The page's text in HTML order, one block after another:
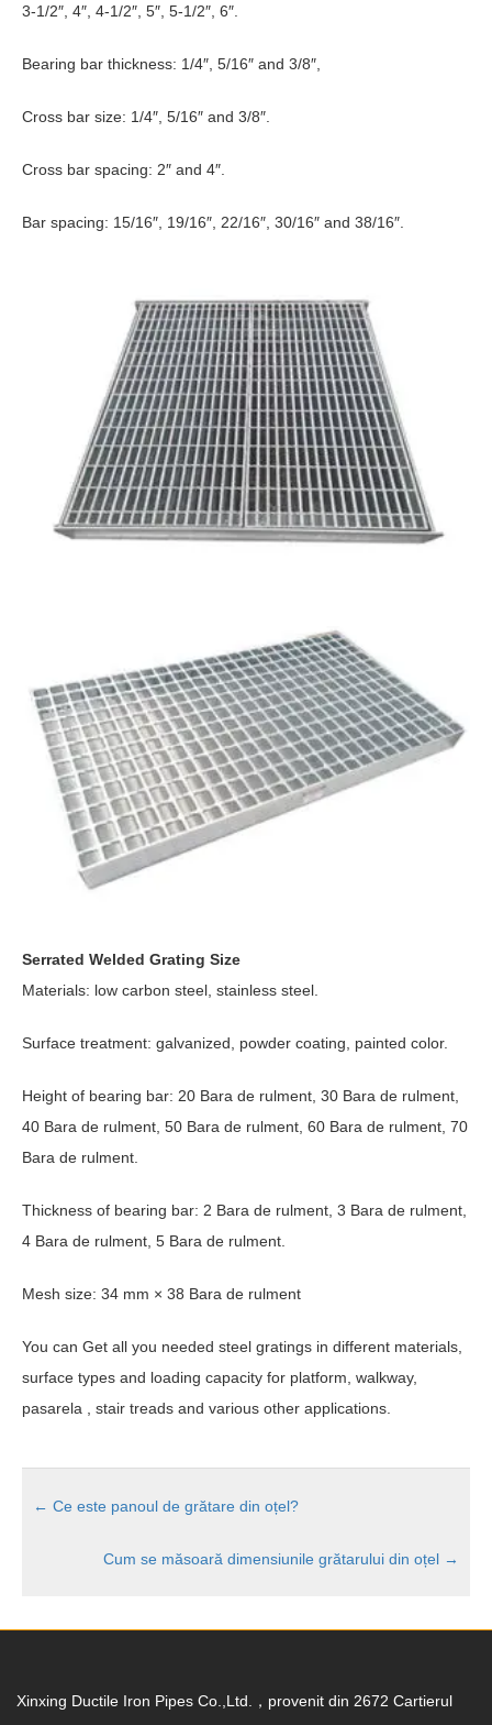
3-1/2″ , 4″ , 4-1/2″ , 5″ , 5-1/2″ , 6″
Bearing bar thickness: 1/4″ , 5/16″ and 3/8″
Cross bar size: 1/4″ , 5/16″ and 3/8″
Cross bar spacing: 2″ and 4″
Bar spacing: 15/16″ , 19/16″ , 22/16″ , 30/16″ and 38/16″
Serrated Welded Grating Size
Materials: low carbon steel stainless steel
Surface treatment: galvanized powder coating painted color.
Height of bearing bar: 20 Bara de rulment, 30 Bara de rulment,
40 Bara de rulment, 50 Bara de rulment, 60 Bara de rulment, 70
Bara de rulment.
Thickness of bearing bar: 2 Bara de rulment, 3 Bara de rulment,
4 Bara de rulment, 5 Bara de rulment.
Mesh size: 34 mm × 38 Bara de rulment
You can Get all you needed steel gratings in different materials
surface types and loading capacity for platform walkway,
pasarela , stair treads and various other applications
← Ce este panoul de grătare din oțel?
Cum se măsoară dimensiunile grătarului din oțel →
Xinxing Ductile Iron Pipes Co.,Ltd.，provenit din 2672 Cartierul